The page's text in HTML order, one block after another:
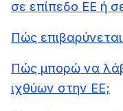
σε επίπεδο ΕΕ ή
Πώς
Πώς μπορώ να
ιχθύων στην ΕΕ;